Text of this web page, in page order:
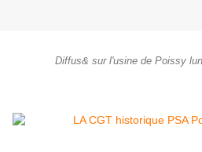
Diffus& sur l'usine de Poissy